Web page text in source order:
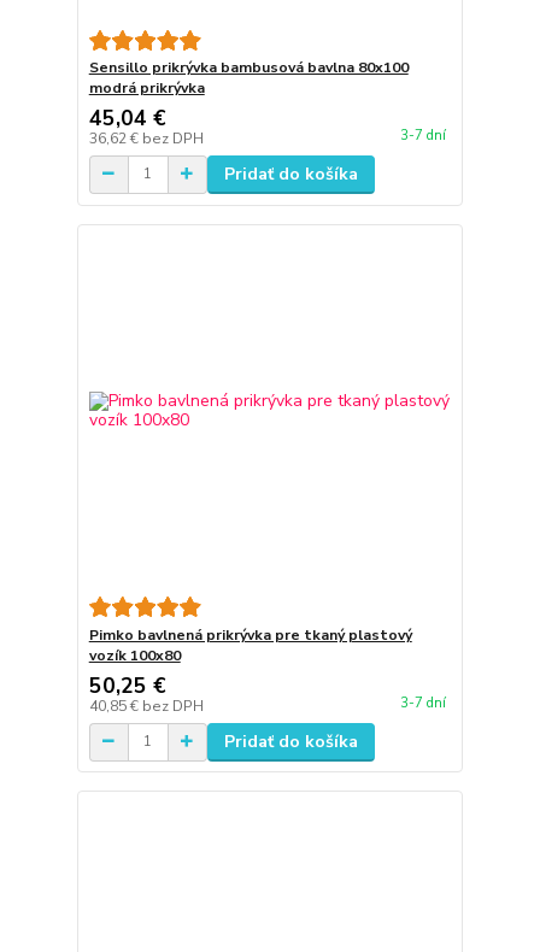
Sensillo prikrývka bambusová bavlna 80x100
modrá prikrývka
45,04 €
36,62 € bez DPH 3-7 dní
Pridať do košíka
Pimko bavlnená prikrývka pre tkaný plastový
vozík 100x80
50,25 €
40,85 € bez DPH 3-7 dní
Pridať do košíka